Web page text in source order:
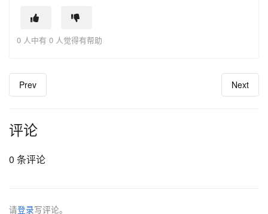
0 人中有 0 人觉得有帮助
Prev Next
评论
0 条评论
请登录写评论。